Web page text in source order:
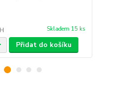
Skladem 15 ks
Přidat do košíku